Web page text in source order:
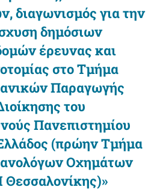
διαγωνισμός για την
δημόσιων
έρευνας και
στο Τμήμα
Παραγωγής
του
Πανεπιστημίου
(πρώην Τμήμα
Οχημάτων
Θεσσαλονίκης)»